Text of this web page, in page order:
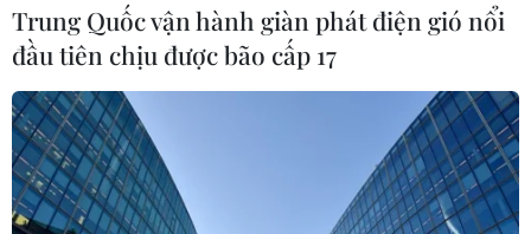
Trung Quốc vận hành giàn phát điện gió nổi
đầu tiên chịu được bão cấp 17